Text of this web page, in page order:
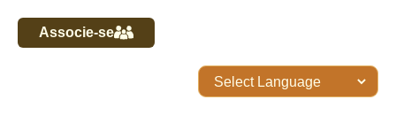
Associe-se